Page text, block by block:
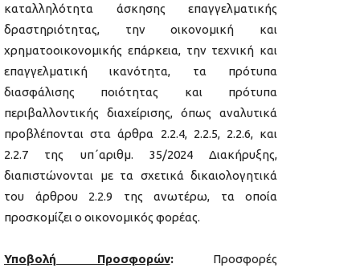
καταλληλότητα άσκησης επαγγελματικής
δραστηριότητας, την οικονομική και
χρηματοοικονομικής επάρκεια, την τεχνική και
επαγγελματική ικανότητα, τα πρότυπα
διασφάλισης ποιότητας και πρότυπα
περιβαλλοντικής διαχείρισης, όπως αναλυτικά
προβλέπονται στα άρθρα 2.2.4, 2.2.5, 2.2.6, και
2.2.7 της υπ΄αριθμ. 35/2024 Διακήρυξης,
διαπιστώνονται με τα σχετικά δικαιολογητικά
του άρθρου 2.2.9 της ανωτέρω, τα οποία
προσκομίζει ο οικονομικός φορέας.
Υποβολή Προσφορών:Προσφορές